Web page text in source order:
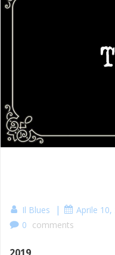
Il Blues | Aprile 10,
0 comments